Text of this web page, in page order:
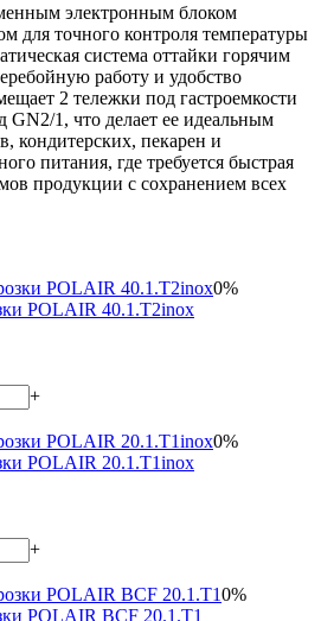
электронным блоком
для точного контроля температуры
система оттайки горячим
работу и удобство
2 тележки под гастроемкости
1, что делает ее идеальным
кондитерских, пекарен и
питания, где требуется быстрая
продукции с сохранением всех
0%
POLAIR 40.1.T2inox
+
0%
POLAIR 20.1.T1inox
+
0%
POLAIR ВСF 20.1.T1